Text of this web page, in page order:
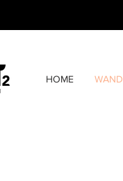
HOME